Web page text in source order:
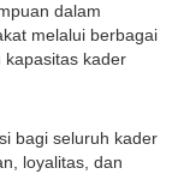
dalam
melalui berbagai
kader
bagi seluruh kader
loyalitas, dan